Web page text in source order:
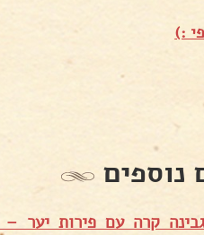
:)
נוספים
קרה עם פירות יער